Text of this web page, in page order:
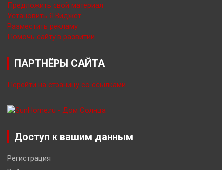
Предложить свой материал
Установить Я.Виджет
Разместить рекламу
Помочь сайту в развитии
ПАРТНЁРЫ САЙТА
Перейти на страницу со ссылками
Доступ к вашим данным
Регистрация